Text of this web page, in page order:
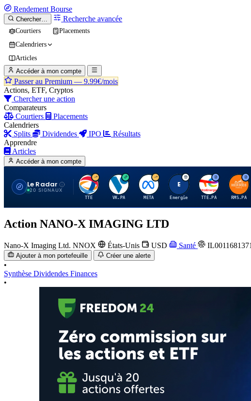
Rendement Bourse
Chercher… Recherche avancée
Courtiers
Placements
Calendriers
Articles
Accéder à mon compte
Passer au Premium — 9.99€/mois
Actions, ETF, Cryptos
Chercher une action
Comparateurs
Courtiers
Placements
Calendriers
Splits
Dividendes IPO
Résultats
Apprendre
Articles
Accéder à mon compte
Le Radar
20 SIGNAUX
T
TTE
V
VK.PA
M
META
E
Energie
T
TTE.PA
H
RMS.PA
Action NANO-X IMAGING LTD
Nano-X Imaging Ltd. NNOX États-Unis USD Santé IL0011681371
Ajouter à mon portefeuille Créer une alerte
•
Synthèse Dividendes Finances
•